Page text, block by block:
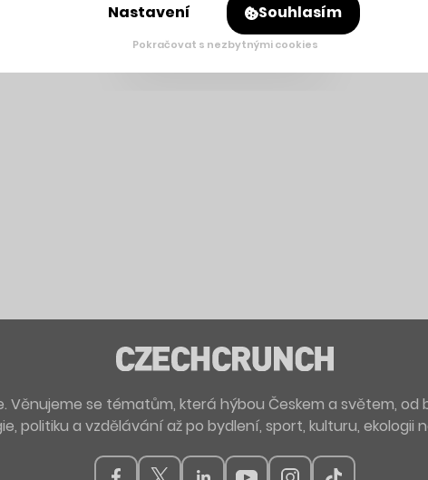
Věnujeme se tématům, která hýbou Českem a světem,
politiku a vzdělávání až po bydlení, sport, kulturu, ekologii
Nastavení Souhlasím
Pokračovat s nezbytnými cookies